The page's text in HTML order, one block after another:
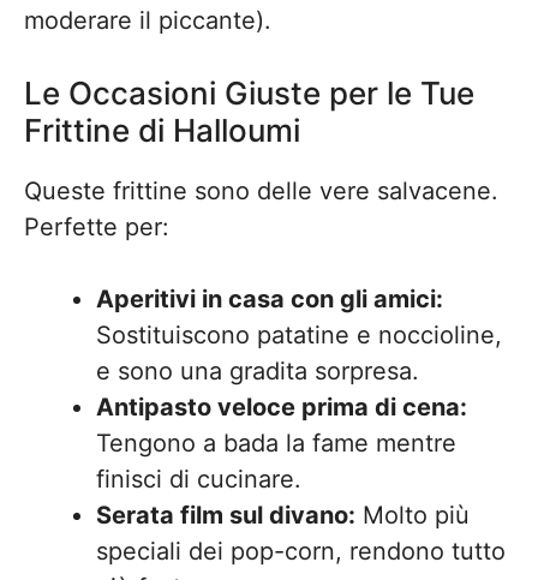
moderare il piccante).
Le Occasioni Giuste per le Tue
Frittine di Halloumi
Queste frittine sono delle vere salvacene.
Perfette per:
Aperitivi in casa con gli amici:
Sostituiscono patatine e noccioline,
e sono una gradita sorpresa.
Antipasto veloce prima di cena:
Tengono a bada la fame mentre
finisci di cucinare.
Serata film sul divano: Molto più
speciali dei pop-corn, rendono tutto